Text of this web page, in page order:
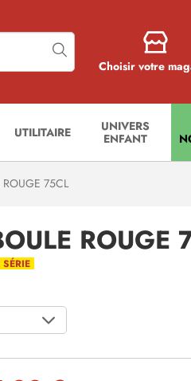
Choisir votre
UTILITAIRE
UNIVERS
ENFANT
ROUGE 75CL
ROUGE